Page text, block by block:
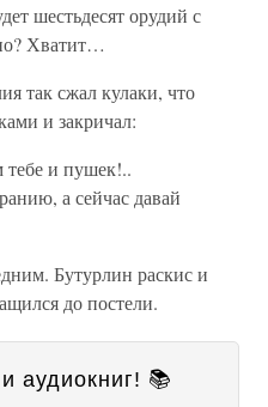
шестьдесят орудий с
Хватит…
так сжал кулаки, что
и закричал:
тебе и пушек!..
а сейчас давай
Бутурлин раскис и
до постели.
аудиокниг! 📚